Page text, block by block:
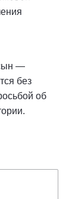
—
без
об